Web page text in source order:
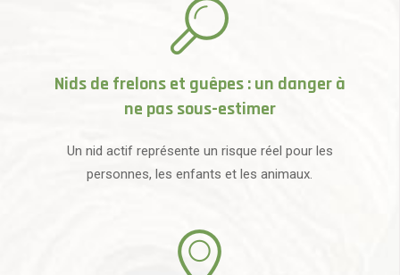
Nids de frelons et guêpes : un danger à
ne pas sous-estimer
Un nid actif représente un risque réel pour les
personnes, les enfants et les animaux.